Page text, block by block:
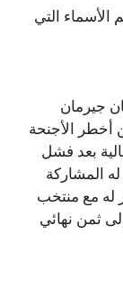
الأسماء التي
جيرمان
أخطر الأجنحة
بعد فشل
المشاركة
له مع منتخب
ثمن نهائي